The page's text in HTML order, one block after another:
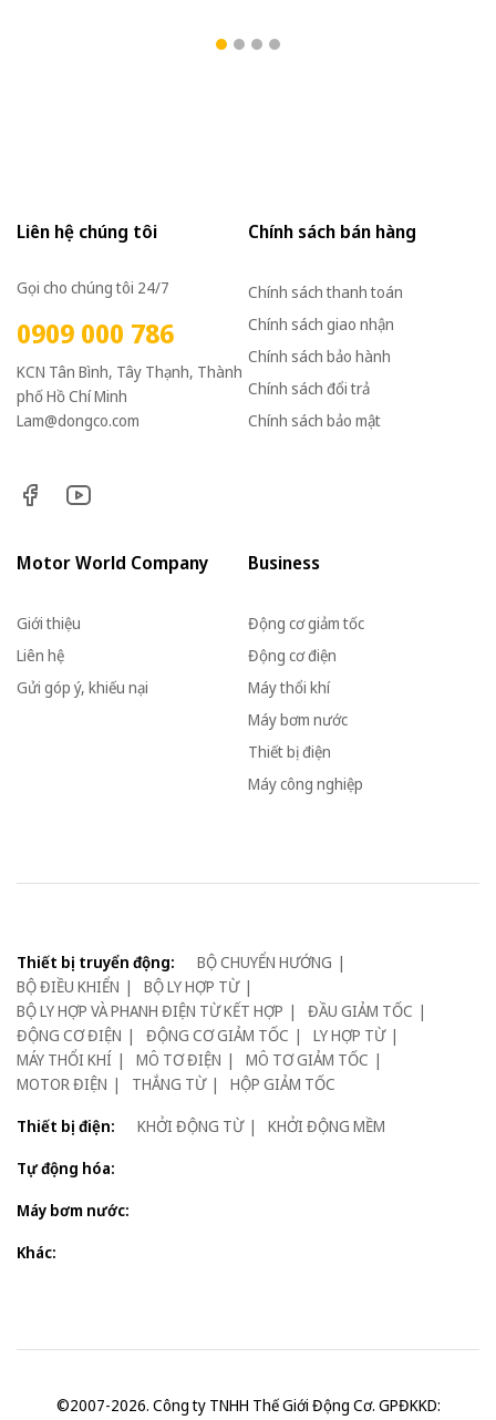
Liên hệ chúng tôi
Gọi cho chúng tôi 24/7
0909 000 786
KCN Tân Bình, Tây Thạnh, Thành
phố Hồ Chí Minh
Lam@dongco.com
Chính sách bán hàng
Chính sách thanh toán
Chính sách giao nhận
Chính sách bảo hành
Chính sách đổi trả
Chính sách bảo mật
Motor World Company
Giới thiệu
Liên hệ
Gửi góp ý, khiếu nại
Business
Động cơ giảm tốc
Động cơ điện
Máy thổi khí
Máy bơm nước
Thiết bị điện
Máy công nghiệp
Thiết bị truyển động:
BỘ CHUYỂN HƯỚNG
BỘ ĐIỀU KHIỂN
BỘ LY HỢP TỪ
BỘ LY HỢP VÀ PHANH ĐIỆN TỪ KẾT HỢP
ĐẦU GIẢM TỐC
ĐỘNG CƠ ĐIỆN
ĐỘNG CƠ GIẢM TỐC
LY HỢP TỪ
MÁY THỔI KHÍ
MÔ TƠ ĐIỆN
MÔ TƠ GIẢM TỐC
MOTOR ĐIỆN
THẮNG TỪ
HỘP GIẢM TỐC
Thiết bị điện:
KHỞI ĐỘNG TỪ
KHỞI ĐỘNG MỀM
Tự động hóa:
Máy bơm nước:
Khác:
©2007-2026. Công ty TNHH Thế Giới Động Cơ. GPĐKKD: